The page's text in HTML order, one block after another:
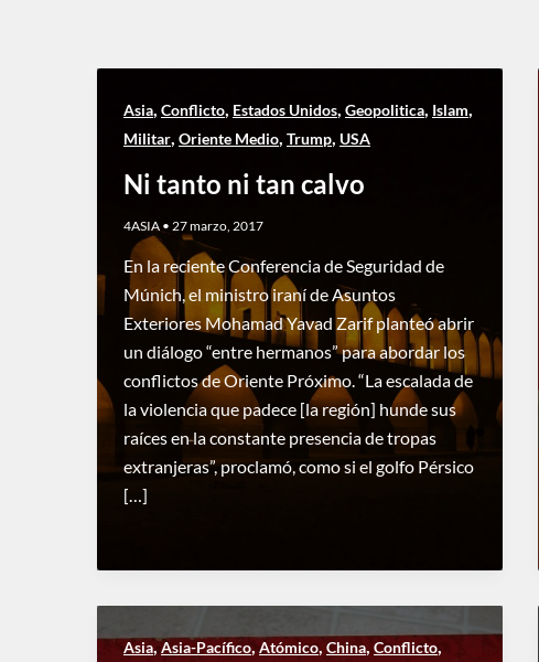
Asia, Conflicto, Estados Unidos, Geopolitica, Islam,
Militar, Oriente Medio, Trump, USA
Ni tanto ni tan calvo
4ASIA • 27 marzo, 2017
En la reciente Conferencia de Seguridad de
Múnich, el ministro iraní de Asuntos
Exteriores Mohamad Yavad Zarif planteó abrir
un diálogo “entre hermanos” para abordar los
conflictos de Oriente Próximo. “La escalada de
la violencia que padece [la región] hunde sus
raíces en la constante presencia de tropas
extranjeras”, proclamó, como si el golfo Pérsico
[…]
Asia,Asia-Pacífico, Atómico, China Conflicto